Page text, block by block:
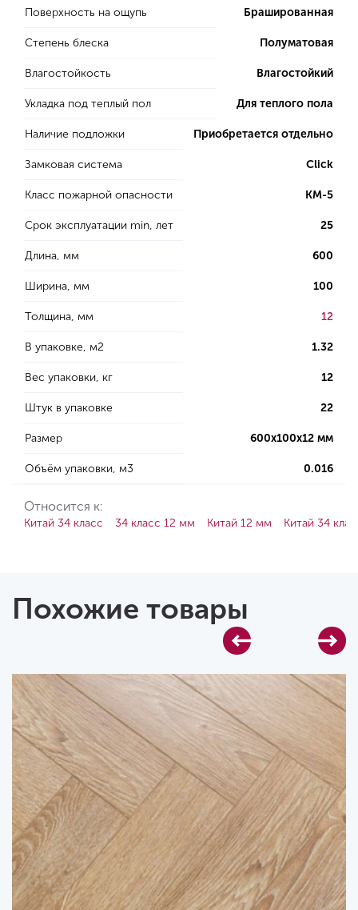
Поверхность на ощупь Брашированная
Степень блеска Полуматовая
Влагостойкость Влагостойкий
Укладка под теплый пол Для теплого пола
Наличие подложки Приобретается отдельно
Замковая система Click
Класс пожарной опасности КМ-5
Срок эксплуатации min, лет 25
Длина, мм 600
Ширина, мм 100
Толщина, мм 12
В упаковке, м2 1.32
Вес упаковки, кг 12
Штук в упаковке 22
Размер 600х100х12 мм
Объём упаковки, м3 0.016
Относится к:
Китай 34 класс 34 класс 12 мм Китай 12 мм Китай 34
Похожие товары